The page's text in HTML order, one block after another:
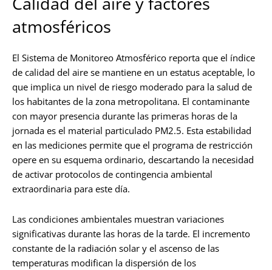
atmosféricos
El Sistema de Monitoreo Atmosférico reporta que el índice
de calidad del aire se mantiene en un estatus aceptable, lo
que implica un nivel de riesgo moderado para la salud de
los habitantes de la zona metropolitana. El contaminante
con mayor presencia durante las primeras horas de la
jornada es el material particulado PM2.5. Esta estabilidad
en las mediciones permite que el programa de restricción
opere en su esquema ordinario, descartando la necesidad
de activar protocolos de contingencia ambiental
extraordinaria para este día.
Las condiciones ambientales muestran variaciones
significativas durante las horas de la tarde. El incremento
constante de la radiación solar y el ascenso de las
temperaturas modifican la dispersión de los